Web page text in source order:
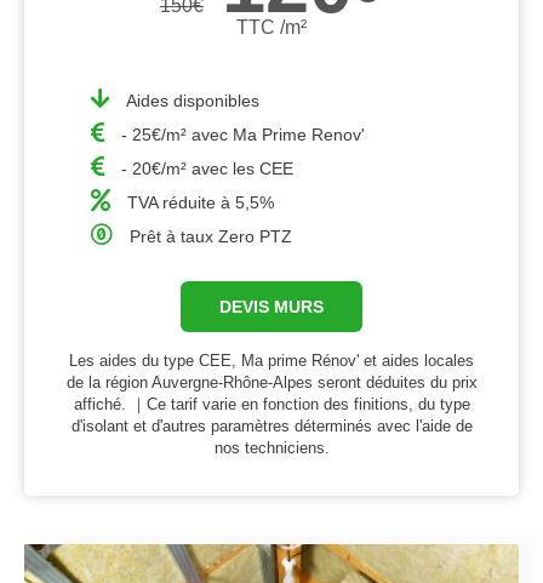
150€
TTC /m²
Aides disponibles
- 25€/m² avec Ma Prime Renov'
- 20€/m² avec les CEE
TVA réduite à 5,5%
Prêt à taux Zero PTZ
DEVIS MURS
Les aides du type CEE, Ma prime Rénov' et aides locales
de la région Auvergne-Rhône-Alpes seront déduites du prix
affiché. ｜Ce tarif varie en fonction des finitions, du type
d'isolant et d'autres paramètres déterminés avec l'aide de
nos techniciens.